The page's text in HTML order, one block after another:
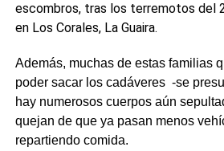
escombros, tras los terremotos del
en Los Corales, La Guaira.
Además, muchas de estas familias
poder sacar los cadáveres -se
hay numerosos cuerpos aún
quejan de que ya pasan menos
repartiendo comida.